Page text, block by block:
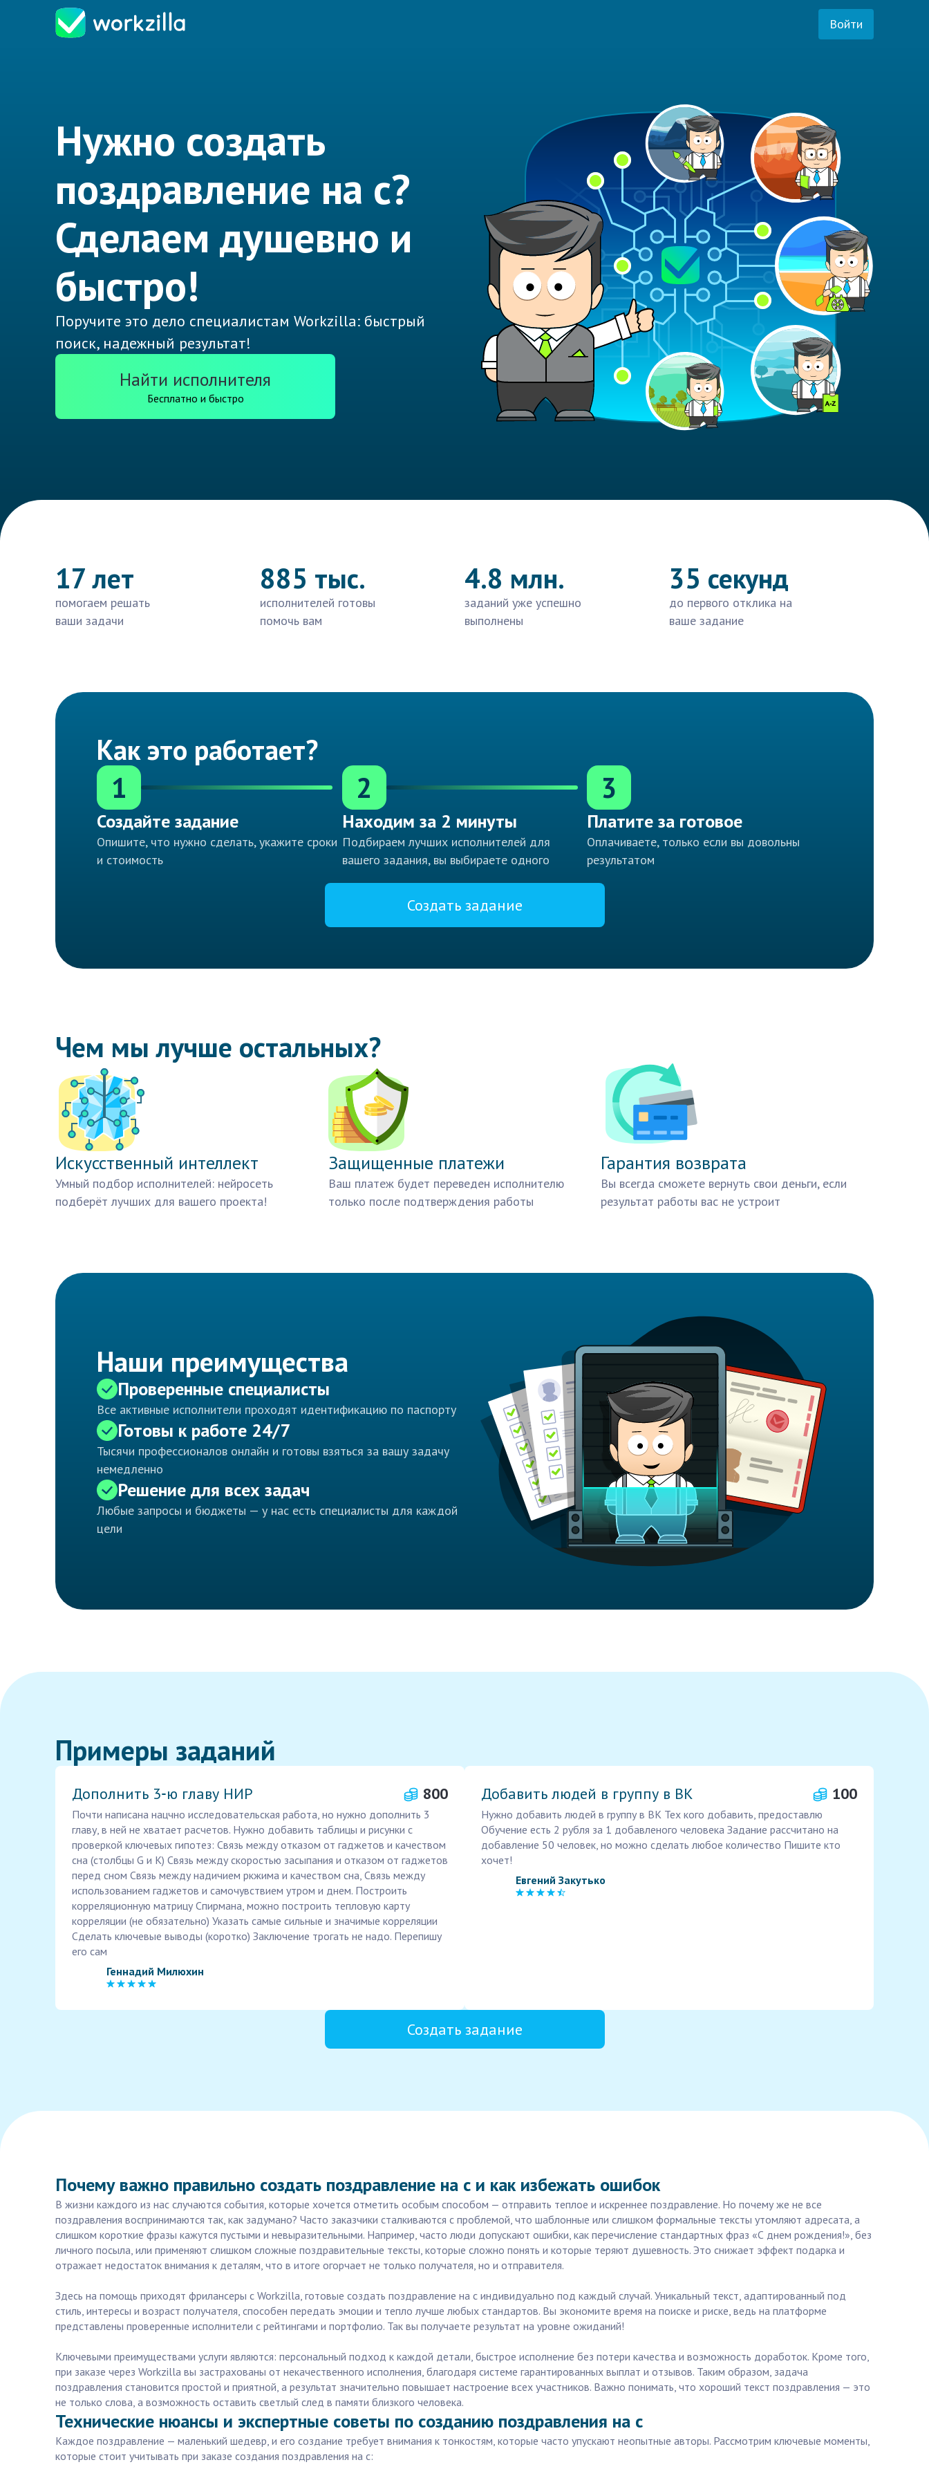
Войти
Нужно создать
поздравление на с?
Сделаем душевно и
быстро!
Поручите это дело специалистам Workzilla: быстрый
поиск, надежный результат!
Найти исполнителя
Бесплатно и быстро
17 лет
помогаем решать
ваши задачи
885 тыс.
исполнителей готовы
помочь вам
4.8 млн.
заданий уже успешно
выполнены
35 секунд
до первого отклика на
ваше задание
Как это работает?
1
Создайте задание
Опишите, что нужно сделать, укажите сроки
и стоимость
2
Находим за 2 минуты
Подбираем лучших исполнителей для
вашего задания, вы выбираете одного
3
Платите за готовое
Оплачиваете, только если вы довольны
результатом
Создать задание
Чем мы лучше остальных?
Искусственный интеллект
Умный подбор исполнителей: нейросеть
подберёт лучших для вашего проекта!
Защищенные платежи
Ваш платеж будет переведен исполнителю
только после подтверждения работы
Гарантия возврата
Вы всегда сможете вернуть свои деньги, если
результат работы вас не устроит
Наши преимущества
Проверенные специалисты
Все активные исполнители проходят идентификацию по паспорту
Готовы к работе 24/7
Тысячи профессионалов онлайн и готовы взяться за вашу задачу
немедленно
Решение для всех задач
Любые запросы и бюджеты — у нас есть специалисты для каждой
цели
Примеры заданий
Дополнить 3‑ю главу НИР 800
Почти написана нацчно исследовательская работа, но нужно дополнить 3
главу, в ней не хватает расчетов. Нужно добавить таблицы и рисунки с
проверкой ключевых гипотез: Связь между отказом от гаджетов и качеством
сна (столбцы G и К) Связь между скоростью засыпания и отказом от гаджетов
перед сном Связь между надичием ркжима и качеством сна, Связь между
использованием гаджетов и самочувствием утром и днем. Построить
корреляционную матрицу Спирмана, можно построить тепловую карту
корреляции (не обязательно) Указать самые сильные и значимые корреляции
Сделать ключевые выводы (коротко) Заключение трогать не надо. Перепишу
его сам
Геннадий Милюхин
Добавить людей в группу в ВК 100
Нужно добавить людей в группу в ВК Тех кого добавить, предоставлю
Обучение есть 2 рубля за 1 добавленого человека Задание рассчитано на
добавление 50 человек, но можно сделать любое количество Пишите кто
хочет!
Евгений Закутько
Создать задание
Почему важно правильно создать поздравление на с и как избежать ошибок
В жизни каждого из нас случаются события, которые хочется отметить особым способом — отправить теплое и искреннее поздравление. Но почему же не все
поздравления воспринимаются так, как задумано? Часто заказчики сталкиваются с проблемой, что шаблонные или слишком формальные тексты утомляют адресата, а
слишком короткие фразы кажутся пустыми и невыразительными. Например, часто люди допускают ошибки, как перечисление стандартных фраз «С днем рождения!», без
личного посыла, или применяют слишком сложные поздравительные тексты, которые сложно понять и которые теряют душевность. Это снижает эффект подарка и
отражает недостаток внимания к деталям, что в итоге огорчает не только получателя, но и отправителя.
Здесь на помощь приходят фрилансеры с Workzilla, готовые создать поздравление на с индивидуально под каждый случай. Уникальный текст, адаптированный под
стиль, интересы и возраст получателя, способен передать эмоции и тепло лучше любых стандартов. Вы экономите время на поиске и риске, ведь на платформе
представлены проверенные исполнители с рейтингами и портфолио. Так вы получаете результат на уровне ожиданий!
Ключевыми преимуществами услуги являются: персональный подход к каждой детали, быстрое исполнение без потери качества и возможность доработок. Кроме того,
при заказе через Workzilla вы застрахованы от некачественного исполнения, благодаря системе гарантированных выплат и отзывов. Таким образом, задача
поздравления становится простой и приятной, а результат значительно повышает настроение всех участников. Важно понимать, что хороший текст поздравления — это
не только слова, а возможность оставить светлый след в памяти близкого человека.
Технические нюансы и экспертные советы по созданию поздравления на с
Каждое поздравление — маленький шедевр, и его создание требует внимания к тонкостям, которые часто упускают неопытные авторы. Рассмотрим ключевые моменты,
которые стоит учитывать при заказе создания поздравления на с: